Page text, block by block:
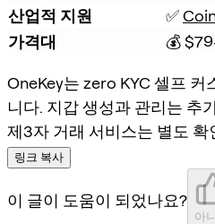
산업적 지원
✅
가격대
💰
OneKey는 zero KYC 셀프
니다. 지갑 생성과 관리는 추
제3자 거래 서비스는 별도 확
링크 복사
이 글이 도움이 되었나요?
아